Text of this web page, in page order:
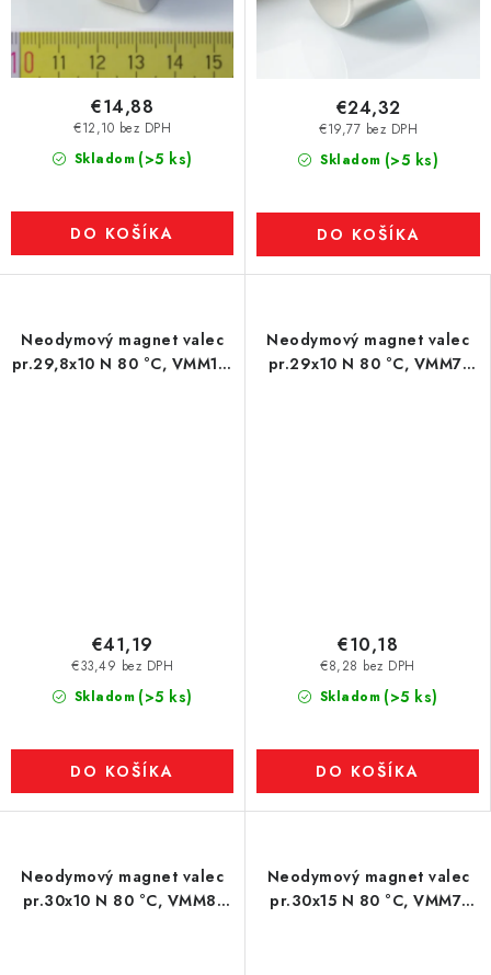
Skladom (>5 ks)
€12,10 bez DPH
€14,88
DO KOŠÍKA
Skladom (>5 ks)
€19,77 bez DPH
€24,32
DO KOŠÍKA
Neodymový magnet valec
pr.29,8x10 N 80 °C, VMM10-
Skladom (>5 ks)
€33,49 bez DPH
€41,19
DO KOŠÍKA
Neodymový magnet valec
pr.29x10 N 80 °C, VMM7-
Skladom (>5 ks)
€8,28 bez DPH
€10,18
DO KOŠÍKA
Neodymový magnet valec
pr.30x10 N 80 °C, VMM8-
Neodymový magnet valec
pr.30x15 N 80 °C, VMM7-